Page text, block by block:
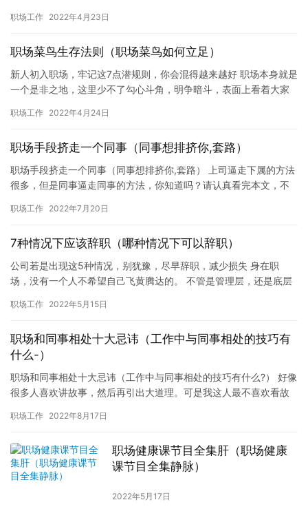
所…
职场工作 2022年4月23日
职场菜鸟生存法则（职场菜鸟如何立足）
新人初入职场，牢记这7点潜规则，你会混得越来越好 职场本身就是
一个是非之地，这里少不了勾心斗角，明争暗斗，表面上看着大家
…
职场工作 2022年4月24日
职场手段挤走一个同事（同事想排挤你,套路）
职场手段挤走一个同事（同事想排挤你,套路） 上司逼走下属的方法
很多，但是同事逼走同事的方法，你知道吗？请认真看完本文，不
来…
职场工作 2022年7月20日
7种情况下应该辞职（哪种情况下可以辞职）
公司若是出现这5种情况，别犹豫，尽早辞职，减少损失 身在职
场，没有一个人不希望自己飞黄腾达的。 不管是管理层，还是底层
好…
职场工作 2022年5月15日
职场和同事相处十大忌讳（工作中与同事相处的技巧有
什么-）
职场和同事相处十大忌讳（工作中与同事相处的技巧有什么?） 好像
很多人喜欢讲故事，然后再引出大道理。可是我这人最不喜欢看故
成…
职场工作 2022年8月17日
职场健康课节目全集肝（职场健康
课节目全集静脉）
2022年5月17日